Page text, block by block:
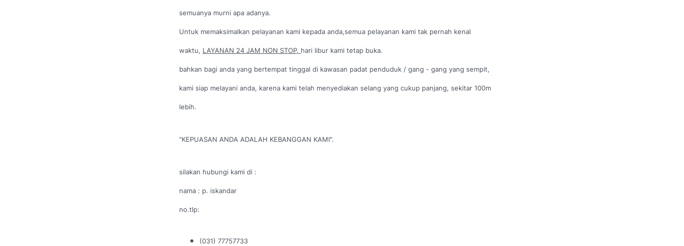
semuanya murni apa adanya.
Untuk memaksimalkan pelayanan kami kepada anda,semua pelayanan kami tak pernah kenal
waktu, LAYANAN 24 JAM NON STOP, hari libur kami tetap buka.
bahkan bagi anda yang bertempat tinggal di kawasan padat penduduk / gang - gang yang sempit,
kami siap melayani anda, karena kami telah menyediakan selang yang cukup panjang, sekitar 100m
lebih.
"KEPUASAN ANDA ADALAH KEBANGGAN KAMI".
silakan hubungi kami di :
nama : p. iskandar
no.tlp:
(031) 77757733